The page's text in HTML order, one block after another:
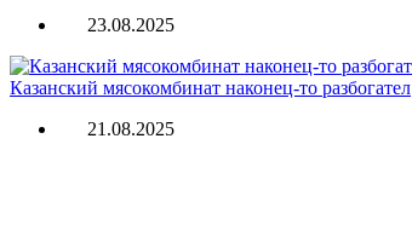
23.08.2025
Казанский мясокомбинат наконец-то разбогател
21.08.2025